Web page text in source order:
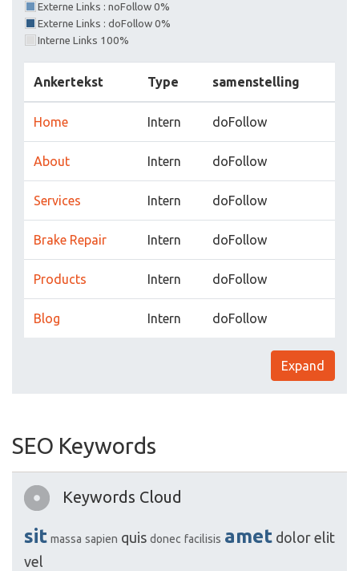
Externe Links : noFollow 0%
Externe Links : doFollow 0%
Interne Links 100%
Ankertekst Type samenstelling
Home Intern doFollow
About Intern doFollow
Services Intern doFollow
Brake Repair Intern doFollow
Products Intern doFollow
Blog Intern doFollow
Expand
SEO Keywords
Keywords Cloud
sit massa sapien quis donec facilisis amet dolor elit
vel